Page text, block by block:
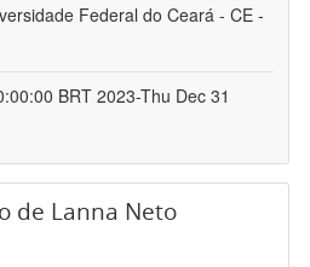
Federal do Ceará - CE -
BRT 2023-Thu Dec 31
de Lanna Neto